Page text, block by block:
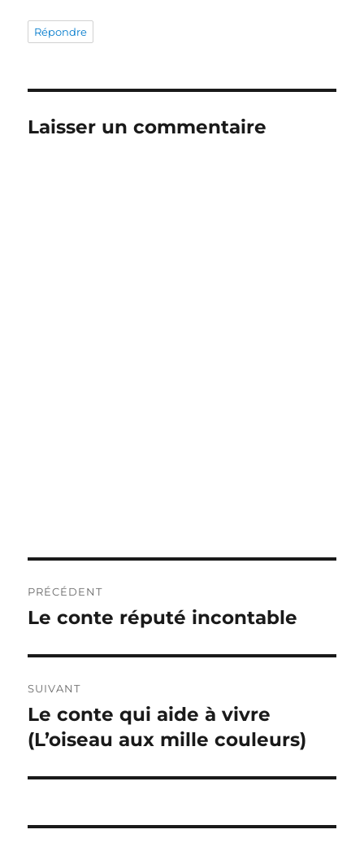
Répondre
Laisser un commentaire
de
PRÉCÉDENT
Publication
Le conte réputé incontable
SUIVANT
Publication
suivante :
Le conte qui aide à vivre
(L’oiseau aux mille couleurs)